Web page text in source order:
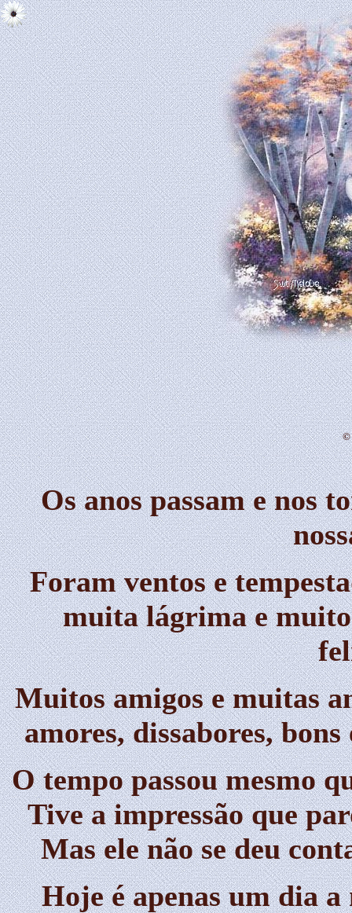
©
Os anos passam e nos
Foram ventos e
muita lágrima e
Muitos amigos e muitas
amores, dissabores,
O tempo passou mesmo
Tive a impressão que
Mas ele não se deu
Hoje é apenas um dia